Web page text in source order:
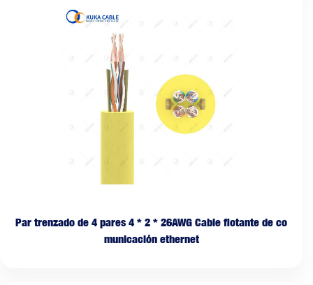
Par trenzado de 4 pares 4 * 2 * 26AWG Cable flotante de co
municación ethernet